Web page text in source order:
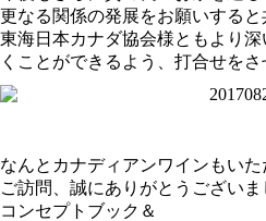
更なる関係の発展をお願いすると
東海日本カナダ協会様ともより
くことができるよう、打合せをさ
なんとカナディアンワインもいた
ご訪問、誠にありがとうございま
コンセプトブック＆